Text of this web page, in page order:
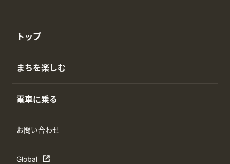
トップ
まちを楽しむ
電車に乗る
お問い合わせ
Global